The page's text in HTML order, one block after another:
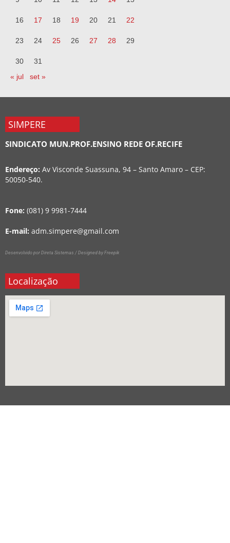
16 17 18 19 20 21 22
23 24 25 26 27 28 29
30
31
« jul
set »
SIMPERE
SINDICATO MUN.PROF.ENSINO REDE OF.RECIFE
Endereço: Av Visconde Suassuna, 94 – Santo Amaro – CEP:
50050-540.
Fone: (081) 9 9981-7444
E-mail: adm.simpere@gmail.com
Desenvolvido por Direta Sistemas / Designed by Freepik
Localização